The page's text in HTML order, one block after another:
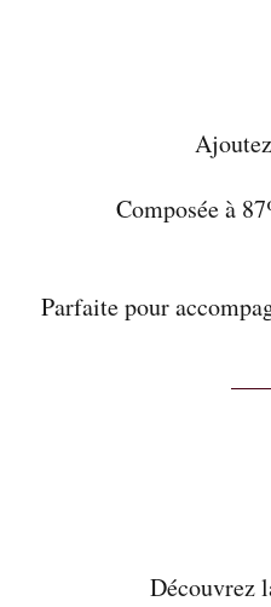
Composée à
Parfaite pour
Découvrez